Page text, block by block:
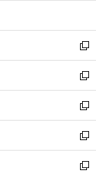
開
く
ウ
で
開
く
ン
ド
ウ
で
開
く
し
ウ
ィ
ン
ド
ウ
で
開
く
新
し
い
ウ
ィ
ン
ド
ウ
で
新
し
い
ウ
ィ
ン
ド
新
し
い
ウ
ィ
新
し
い
新